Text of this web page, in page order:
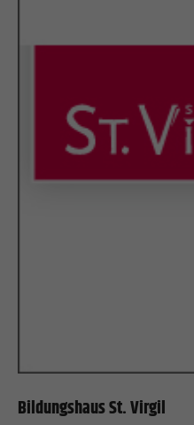
Bildungshaus St. Virgil